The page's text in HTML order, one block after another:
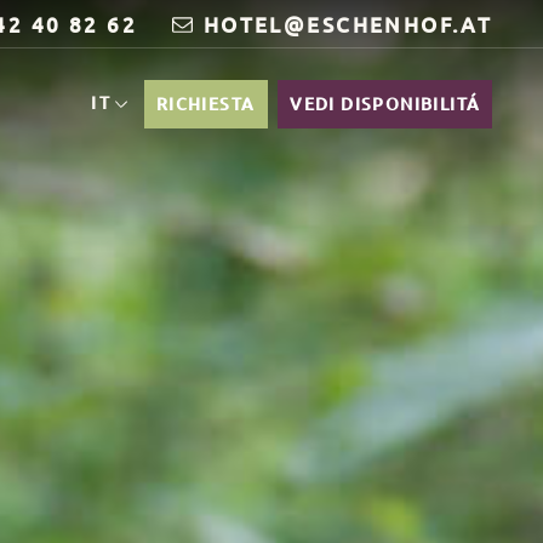
40 82 62 HOTEL@ESCHENHOF.AT
IT RICHIESTA VEDI DISPONIBILITÁ